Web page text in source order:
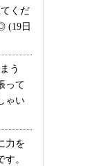
くだ
(19日
う
って
ゃい
力を
。